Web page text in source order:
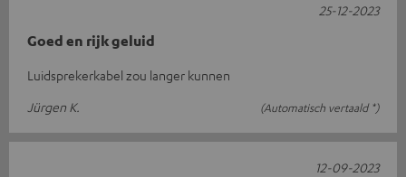
Goed en rijk geluid
Luidsprekerkabel zou langer kunnen
Jürgen K.
(Automatisch vertaald *)
25-12-2023
12-09-2023